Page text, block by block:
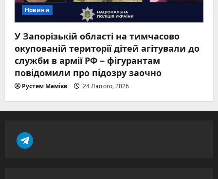
Новини
У Запорізькій області на тимчасово
окупованій території дітей агітували до
служби в армії РФ – фігурантам
повідомили про підозру заочно
Рустем Мамієв 24 Лютого, 2026
t
e